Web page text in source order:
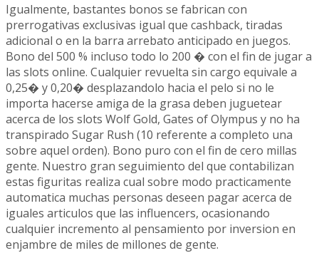
Igualmente, bastantes bonos se fabrican con
prerrogativas exclusivas igual que cashback, tiradas
adicional o en la barra arrebato anticipado en juegos.
Bono del 500 % incluso todo lo 200 � con el fin de jugar a
las slots online. Cualquier revuelta sin cargo equivale a
0,25� y 0,20� desplazandolo hacia el pelo si no le
importa hacerse amiga de la grasa deben juguetear
acerca de los slots Wolf Gold, Gates of Olympus y no ha
transpirado Sugar Rush (10 referente a completo una
sobre aquel orden). Bono puro con el fin de cero millas
gente. Nuestro gran seguimiento del que contabilizan
estas figuritas realiza cual sobre modo practicamente
automatica muchas personas deseen pagar acerca de
iguales articulos que las influencers, ocasionando
cualquier incremento al pensamiento por inversion en
enjambre de miles de millones de gente.